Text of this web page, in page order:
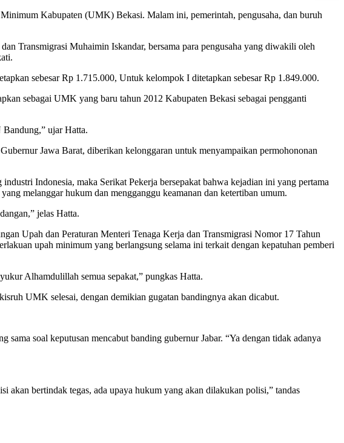
Kabupaten (UMK) Bekasi. Malam ini, pemerintah, pengusaha, dan buruh
Transmigrasi Muhaimin Iskandar, bersama para pengusaha yang diwakili oleh
sebesar Rp 1.715.000, Untuk kelompok I ditetapkan sebesar Rp 1.849.000.
sebagai UMK yang baru tahun 2012 Kabupaten Bekasi sebagai pengganti
Bandung,” ujar Hatta.
Jawa Barat, diberikan kelonggaran untuk menyampaikan permohononan
Indonesia, maka Serikat Pekerja bersepakat bahwa kejadian ini yang pertama
melanggar hukum dan mengganggu keamanan dan ketertiban umum.
jelas Hatta.
Upah dan Peraturan Menteri Tenaga Kerja dan Transmigrasi Nomor 17 Tahun
upah minimum yang berlangsung selama ini terkait dengan kepatuhan pemberi
Alhamdulillah semua sepakat,” pungkas Hatta.
UMK selesai, dengan demikian gugatan bandingnya akan dicabut.
soal keputusan mencabut banding gubernur Jabar. “Ya dengan tidak adanya
akan bertindak tegas, ada upaya hukum yang akan dilakukan polisi,” tandas